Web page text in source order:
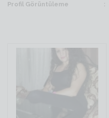
Profil Görüntüleme